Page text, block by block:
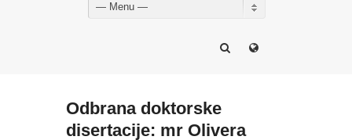
— Menu —
Odbrana doktorske
disertacije: mr Olivera